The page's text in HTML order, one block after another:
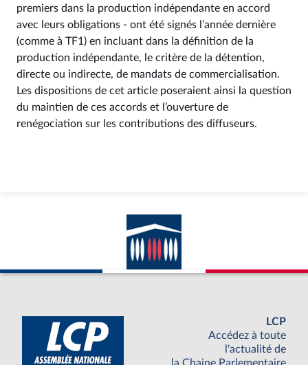
premiers dans la production indépendante en accord
avec leurs obligations - ont été signés l’année dernière
(comme à TF1) en incluant dans la définition de la
production indépendante, le critère de la détention,
directe ou indirecte, de mandats de commercialisation.
Les dispositions de cet article poseraient ainsi la question
du maintien de ces accords et l’ouverture de
renégociation sur les contributions des diffuseurs.
LCP
Accédez à toute
l'actualité de